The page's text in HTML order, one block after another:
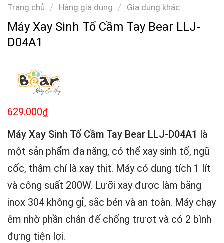
Trang chủ / Hàng gia dụng / Gia dụng khác
Máy Xay Sinh Tố Cầm Tay Bear LLJ-
D04A1
629.000₫
Máy Xay Sinh Tố Cầm Tay Bear LLJ-D04A1 là
một sản phẩm đa năng, có thể xay sinh tố, ngũ
cốc, thậm chí là xay thịt. Máy có dung tích 1 lít
và công suất 200W. Lưỡi xay được làm bằng
inox 304 không gỉ, sắc bén và an toàn. Máy chạy
êm nhờ phần chân đế chống trượt và có 2 bình
đựng tiện lợi.